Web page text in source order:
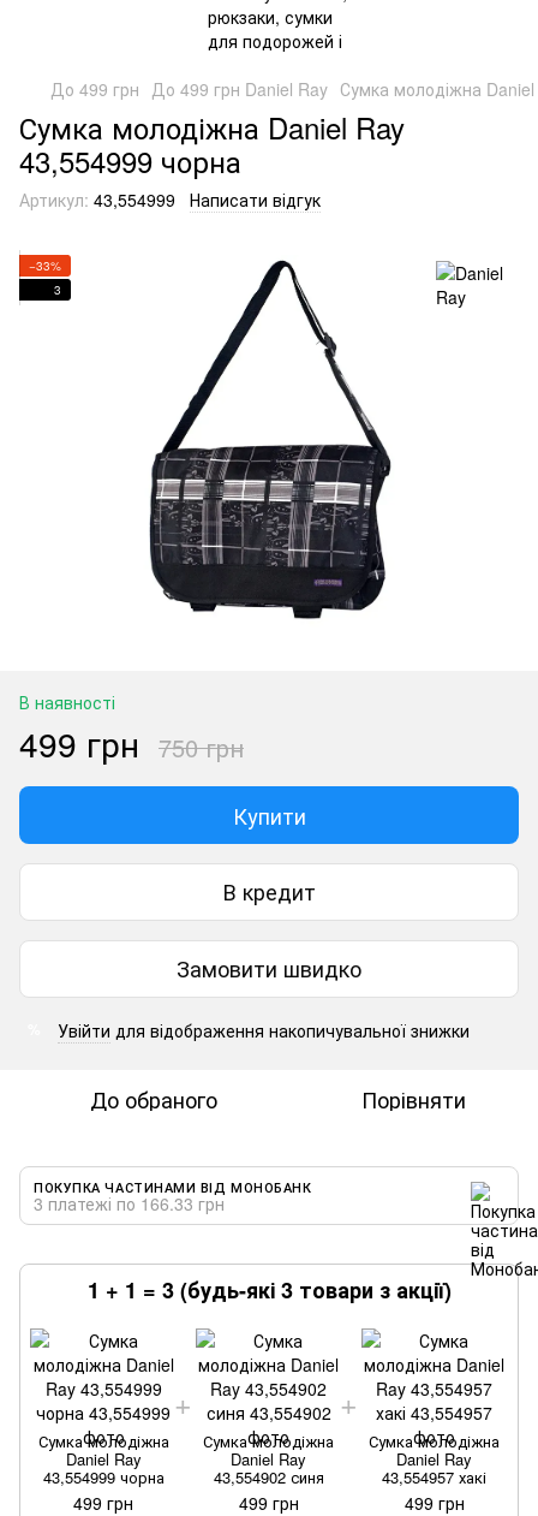
До 499 грн До 499 грн Daniel Ray Сумка молодіжна
Сумка молодіжна Daniel Ray
43,554999 чорна
Артикул: 43,554999 Написати відгук
−33%
3
В наявності
499 грн 750 грн
Купити
В кредит
Замовити швидко
Увійти для відображення накопичувальної знижки
До обраного Порівняти
ПОКУПКА ЧАСТИНАМИ ВІД МОНОБАНК
3 платежі по 166.33 грн
1 + 1 = 3 (будь-які 3 товари з акції)
Сумка молодіжна
Daniel Ray
43,554999 чорна
499 грн
Сумка молодіжна
Daniel Ray
43,554902 синя
499 грн
Сумка молодіжна
Daniel Ray
43,554957 хакі
499 грн